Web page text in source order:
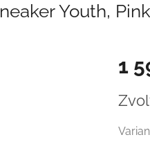
Youth,
1
cena: